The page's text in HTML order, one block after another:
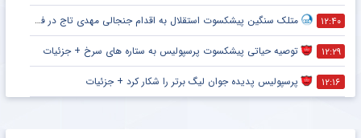
۱۲:۴۰ متلک سنگین پیشکسوت استقلال به اقدام جنجالی مهدی تاج در فدراسیون فوتبال
۱۲:۲۹ توصیه حیاتی پیشکسوت پرسپولیس به ستاره های سرخ + جزئیات
۱۲:۱۶ پرسپولیس پدیده جوان لیگ برتر را شکار کرد + جزئیات